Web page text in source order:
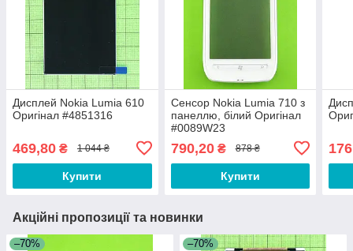
Дисплей Nokia Lumia 610
Оригінал #4851316
469,80 ₴ 1 044 ₴
Купити
Сенсор Nokia Lumia 710 з
панеллю, білий Оригінал
#0089W23
790,20₴ 878 ₴
Купити
Акційні пропозиції та новинки
–70% –70%